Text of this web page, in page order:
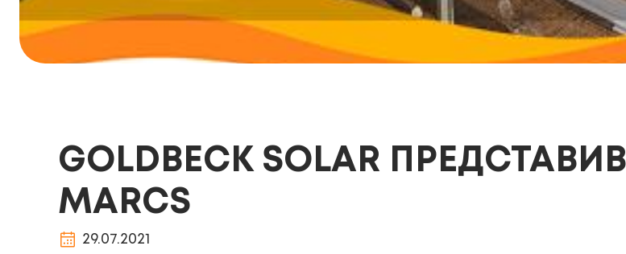
GOLDBECK SOLAR
MARCS
29.07.2021